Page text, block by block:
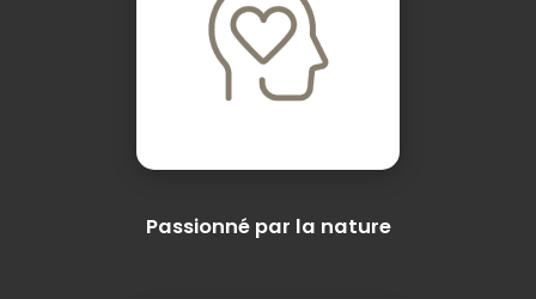
Passionné par la nature